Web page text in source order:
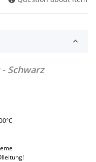
Schwarz